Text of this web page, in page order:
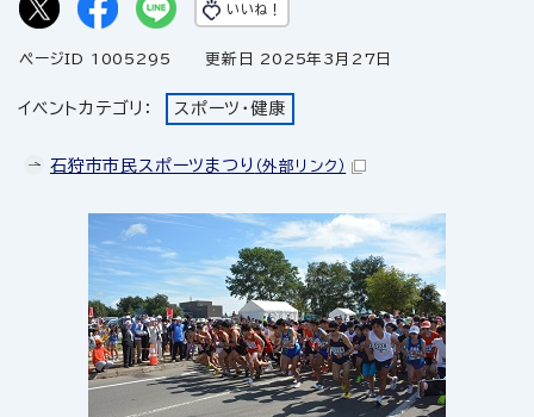
いいね！
ページID 1005295 更新日 2025年3月27日
イベントカテゴリ： スポーツ・健康
石狩市市民スポーツまつり （外部リンク）